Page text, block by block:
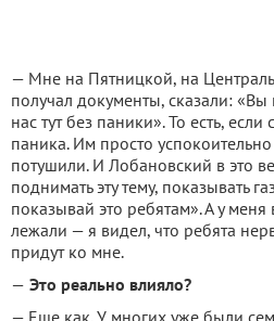
— Мне на Пятницкой, на
получал документы, сказали:
нас тут без паники». То есть,
паника. Им просто
потушили. И Лобановский в это
поднимать эту тему, показывать
показывай это ребятам». А у
лежали — я видел, что ребята
придут ко мне.
— Это реально влияло?
— Еще как. У многих уже были